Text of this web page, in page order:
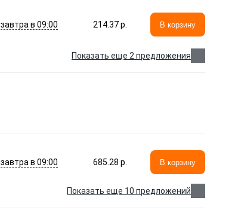
завтра в 09:00 214.37 p. В корзину
Показать еще 2 предложения
завтра в 09:00 685.28 p. В корзину
Показать еще 10 предложений